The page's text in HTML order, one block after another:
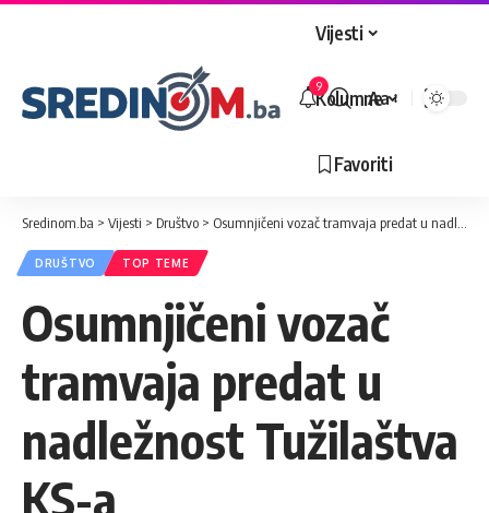
Vijesti
Kolumne
Favoriti
9
Veličina
Aa
Sredinom.ba > Vijesti > Društvo > Osumnjičeni vozač tramvaja predat u nadležnost Tužilaštva KS-a
DRUŠTVO TOP TEME
Osumnjičeni vozač
tramvaja predat u
nadležnost Tužilaštva
KS-a